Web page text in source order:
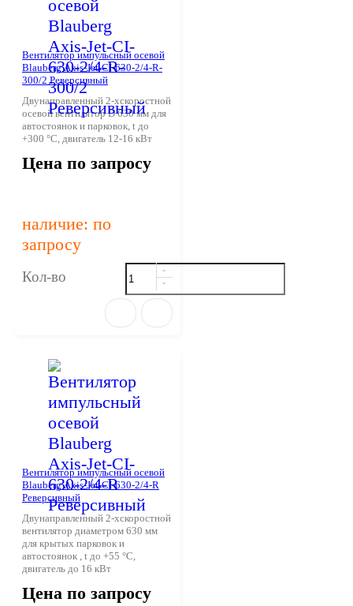
Вентилятор импульсный осевой
Blauberg Axis-Jet-CI-630-2/4-R-
300/2 Реверсивный
Двунаправленный 2-хскоростной
осевой вентилятор D 630 мм для
автостоянок и парковок, t до
+300 °С, двигатель 12-16 кВт
Цена по запросу
наличие: по
запросу
Кол-во
Вентилятор импульсный осевой
Blauberg Axis-Jet-CI-630-2/4-R
Реверсивный
Двунаправленный 2-хскоростной
вентилятор диаметром 630 мм
для крытых парковок и
автостоянок , t до +55 °С,
двигатель до 16 кВт
Цена по запросу